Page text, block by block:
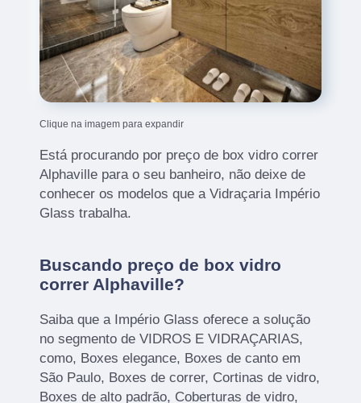
Clique na imagem para expandir
Está procurando por preço de box vidro correr
Alphaville para o seu banheiro, não deixe de
conhecer os modelos que a Vidraçaria Império
Glass trabalha.
Buscando preço de box vidro
correr Alphaville?
Saiba que a Império Glass oferece a solução
no segmento de VIDROS E VIDRAÇARIAS,
como, Boxes elegance, Boxes de canto em
São Paulo, Boxes de correr, Cortinas de vidro,
Boxes de alto padrão, Coberturas de vidro,